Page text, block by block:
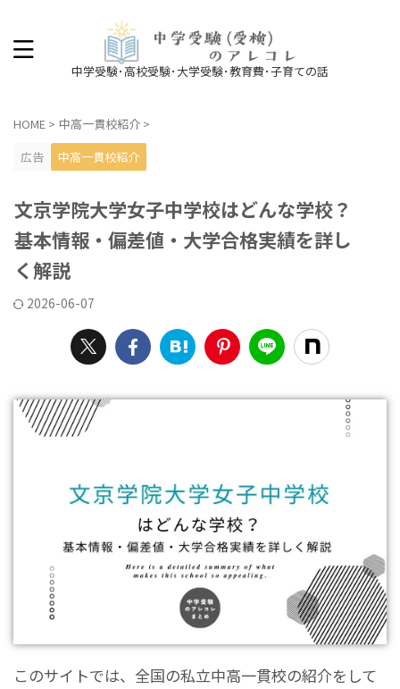
中学受験･高校受験･大学受験･教育費･子育ての話
HOME > 中高一貫校紹介 >
広告
中高一貫校紹介
文京学院大学女子中学校はどんな学校？
基本情報・偏差値・大学合格実績を詳し
く解説
2026-06-07
このサイトでは、全国の私立中高一貫校の紹介をして